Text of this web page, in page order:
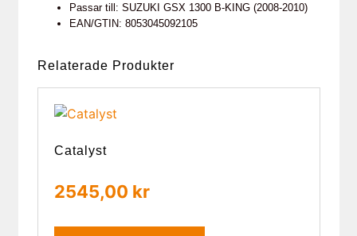
Passar till: SUZUKI GSX 1300 B-KING (2008-2010)
EAN/GTIN: 8053045092105
Relaterade Produkter
Catalyst
2545,00 kr